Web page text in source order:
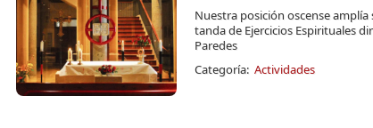
Nuestra posición oscense
tanda de Ejercicios Espirituales
Paredes
Categoría: Actividades